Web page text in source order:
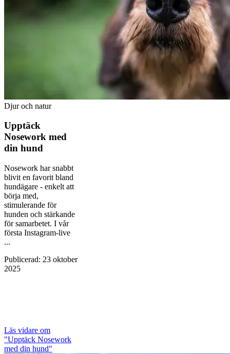
Djur och natur
Upptäck
Nosework med
din hund
Nosework har snabbt
blivit en favorit bland
hundägare - enkelt att
börja med,
stimulerande för
hunden och stärkande
för samarbetet. I vår
första Instagram-live
...
Publicerad: 23 oktober
2025
Läs vidare om
"Upptäck Nosework
med din hund"